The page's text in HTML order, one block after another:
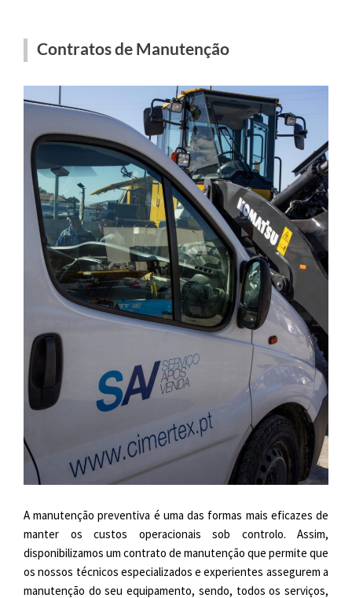
Contratos de Manutenção
A manutenção preventiva é uma das formas mais eficazes de
manter os custos operacionais sob controlo. Assim,
disponibilizamos um contrato de manutenção que permite que
os nossos técnicos especializados e experientes assegurem a
manutenção do seu equipamento, sendo, todos os serviços,